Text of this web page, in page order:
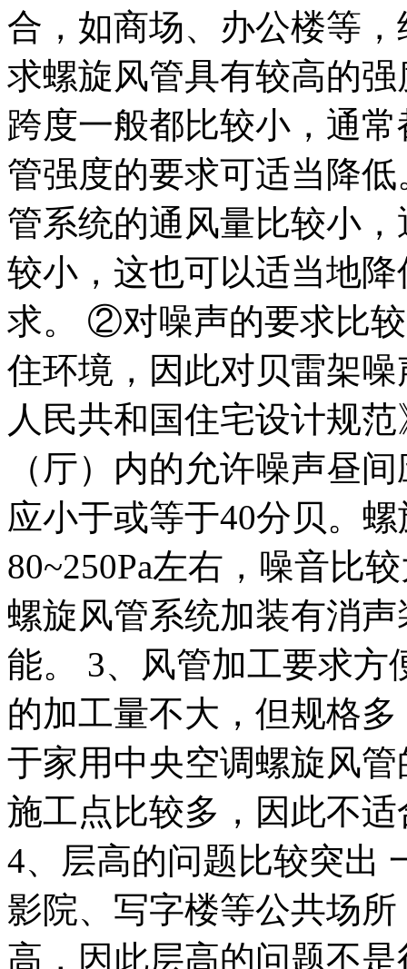
合，如商场、办公楼等
求螺旋风管具有较高的
跨度一般都比较小，通
管强度的要求可适当降
管系统的通风量比较小
较小，这也可以适当地
求。 ②对噪声的要求比
住环境，因此对贝雷架
人民共和国住宅设计规
（厅）内的允许噪声昼
应小于或等于40分贝。
80~250Pa左右，噪音比
螺旋风管系统加装有消
能。 3、风管加工要求方
的加工量不大，但规格
于家用中央空调螺旋风
施工点比较多，因此不
4、层高的问题比较突出
影院、写字楼等公共场
高，因此层高的问题不